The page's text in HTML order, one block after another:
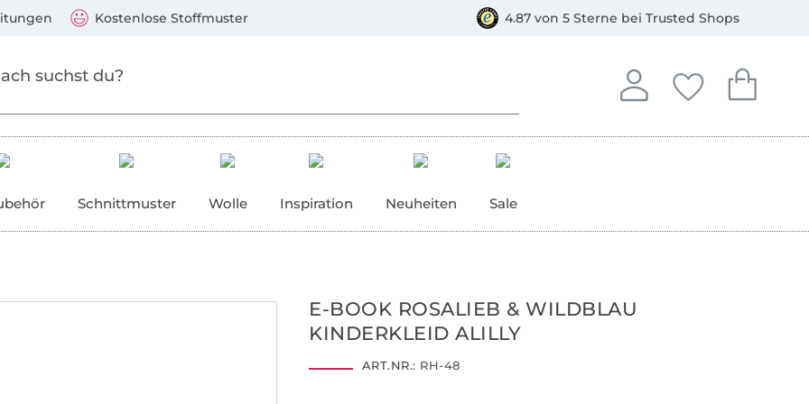
Kostenlose Stoffmuster 4.87 von 5 Sterne bei Trusted Shops
Anmelden
In deinem Konto
Deine
Du hast keine
Dein
Du hast
Schnittmuster Wolle Inspiration Neuheiten Sale
E-BOOK ROSALIEB & WILDBLAU
KINDERKLEID ALILLY
ART.NR.: RH-48
Mastercard, PayPal, Giropay, Kauf auf Rechnung, Vorkasse